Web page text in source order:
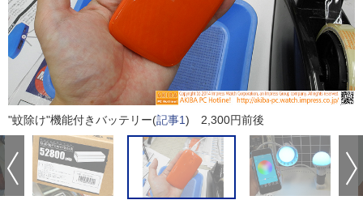
"蚊除け"機能付きバッテリー(記事1) 2,300円前後